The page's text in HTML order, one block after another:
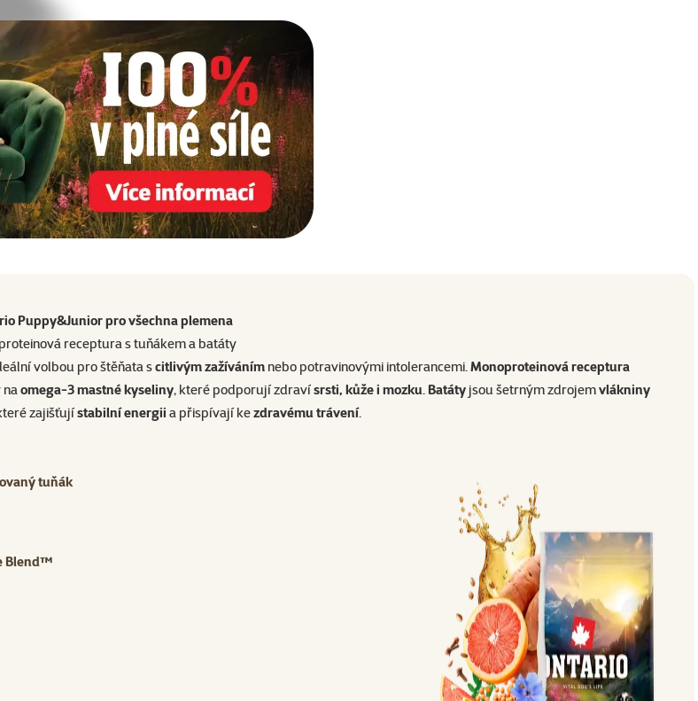
Puppy&Junior pro všechna plemena
receptura s tuňákem a batáty
volbou pro štěňata scitlivým zažíváním nebo potravinovými intolerancemi.Monoproteinová receptura
naomega-3 mastné kyseliny, které podporují zdravísrsti, kůže i mozku. Batátyjsou šetrným zdrojemvlákniny
zajišťujístabilní energii a přispívají kezdravému trávení.
tuňák
Blend™